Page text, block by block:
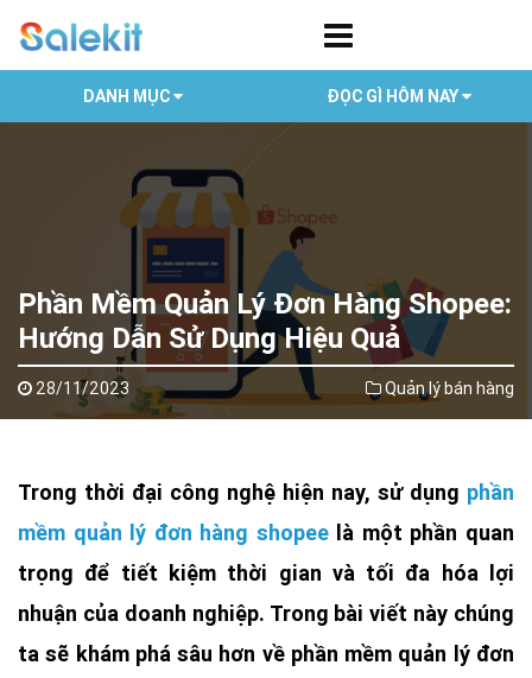
DANH MỤC ĐỌC GÌ HÔM NAY
Phần Mềm Quản Lý Đơn Hàng Shopee:
Hướng Dẫn Sử Dụng Hiệu Quả
28/11/2023 Quản lý bán hàng
Trong thời đại công nghệ hiện nay, sử dụng phần
mềm quản lý đơn hàng shopee là một phần quan
trọng để tiết kiệm thời gian và tối đa hóa lợi
nhuận của doanh nghiệp. Trong bài viết này chúng
ta sẽ khám phá sâu hơn về phần mềm quản lý đơn